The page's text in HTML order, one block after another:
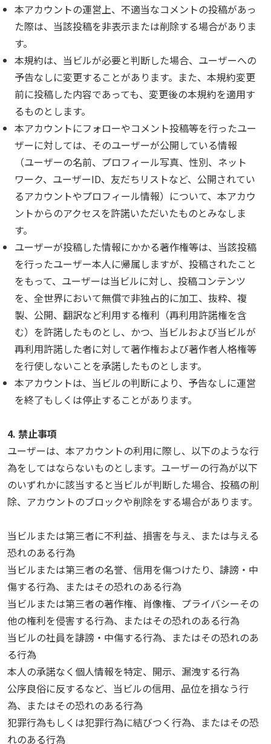
本アカウントの運営上、不適当なコメントの投稿があっ
た際は、当該投稿を非表示または削除する場合がありま
す。
本規約は、当ビルが必要と判断した場合、ユーザーへの
予告なしに変更することがあります。また、本規約変更
前に投稿した内容であっても、変更後の本規約を適用す
るものとします。
本アカウントにフォローやコメント投稿等を行ったユー
ザーに対しては、そのユーザーが公開している情報
（ユーザーの名前、プロフィール写真、性別、ネット
ワーク、ユーザーID、友だちリストなど、公開されてい
るアカウントやプロフィール情報）について、本アカウ
ントからのアクセスを許諾いただいたものとみなしま
す。
ユーザーが投稿した情報にかかる著作権等は、当該投稿
を行ったユーザー本人に帰属しますが、投稿されたこと
をもって、ユーザーは当ビルに対し、投稿コンテンツ
を、全世界において無償で非独占的に加工、抜粋、複
製、公開、翻訳など利用する権利（再利用許諾権を含
む）を許諾したものとし、かつ、当ビルおよび当ビルが
再利用許諾した者に対して著作権および著作者人格権等
を行使しないことを承諾したものとします。
本アカウントは、当ビルの判断により、予告なしに運営
を終了もしくは停止することがあります。
4. 禁止事項
ユーザーは、本アカウントの利用に際し、以下のような行
為をしてはならないものとします。ユーザーの行為が以下
のいずれかに該当すると当ビルが判断した場合、投稿の削
除、アカウントのブロックや削除をする場合があります。
当ビルまたは第三者に不利益、損害を与え、または与える
恐れのある行為
当ビルまたは第三者の名誉、信用を傷つけたり、誹謗・中
傷する行為、またはその恐れのある行為
当ビルまたは第三者の著作権、肖像権、プライバシーその
他の権利を侵害する行為、またはその恐れのある行為
当ビルの社員を誹謗・中傷する行為、またはその恐れのあ
る行為
本人の承諾なく個人情報を特定、開示、漏洩する行為
公序良俗に反するなど、当ビルの信用、品位を損なう行
為、またはその恐れのある行為
犯罪行為もしくは犯罪行為に結びつく行為、またはその恐
れのある行為